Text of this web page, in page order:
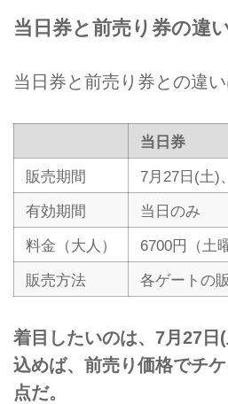
2019 FIM
"コカ·コ
（日）に
当日券と前売り券の違
当日券と前売り券との違い
当日券
販売期間
7月27日(土)
有効期間
当日のみ
料金（大人）
6700円（土
販売方法
各ゲートの
着目したいのは、7月27日
込めば、前売り価格でチ
点だ。